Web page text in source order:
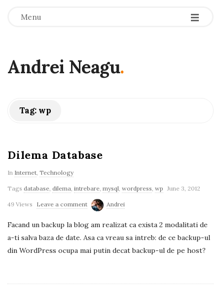
Menu -
-
-
Andrei Neagu.
Tag: wp
Dilema Database
In Internet, Technology
Tags database, dilema, intrebare, mysql, wordpress, wp June 3, 2012
49 Views Leave a comment Andrei
Facand un backup la blog am realizat ca exista 2 modalitati de
a-ti salva baza de date. Asa ca vreau sa intreb: de ce backup-ul
din WordPress ocupa mai putin decat backup-ul de pe host?